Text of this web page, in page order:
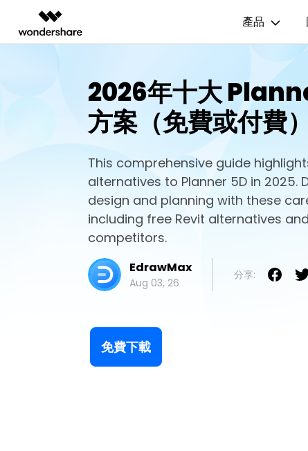
AIGC 數位創意
完整的影片編輯工具。
一站式 AI 創意工作室。
UniConverter
AI 影片、圖片、音樂生成器。
AI 驅動的創意工具。
圖表與圖像產品
EdrawMax
輕鬆繪製圖表。
協作式心智圖工具。
企業
教育
聯盟行銷
PDF 解決
產品
EdrawMax
多合一圖表軟體
商業用途
流程圖
心智圖
組織結構圖
時間軸
甘特圖
資源範本
EdrawMax 社區
EdrawMind 畫廊
2026年十大
方案（免費或付費）
This comprehensive guide
alternatives to Planner 5D in 2025.
design and planning with these
including free Revit alternatives
competitors.
EdrawMax
Aug 03, 26
分享:
免費下載